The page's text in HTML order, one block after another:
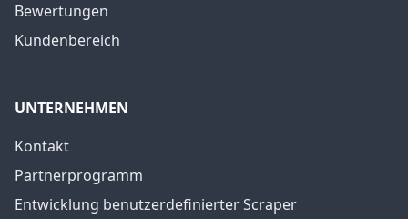
Bewertungen
Kundenbereich
UNTERNEHMEN
Kontakt
Partnerprogramm
Entwicklung benutzerdefinierter Scraper